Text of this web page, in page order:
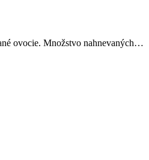
ovocie. Množstvo nahnevaných…